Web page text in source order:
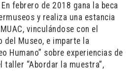
febrero de 2018 gana la beca
y realiza una estancia
vinculándose con el
del Museo, e imparte la
Humano” sobre experiencias de
taller “Abordar la muestra”,